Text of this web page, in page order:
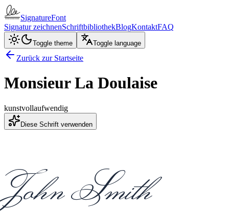
SignatureFont
Signatur zeichnenSchriftbibliothekBlogKontaktFAQ
Toggle theme Toggle language
Zurück zur Startseite
Monsieur La Doulaise
kunstvollaufwendig
Diese Schrift verwenden
John Smith